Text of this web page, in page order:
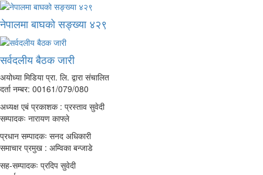
नेपालमा बाघको सङ्ख्या ४२९
सर्वदलीय बैठक जारी
अयोध्या मिडिया प्रा. लि. द्वारा संचालित
दर्ता नम्बर: 00161/079/080
अध्यक्ष एबं प्रकाशक : प्रस्ताव सुवेदी
सम्पादकः नारायण काफ्ले
प्रधान सम्पादकः सनद अधिकारी
समाचार प्रमुख : अम्विका बन्जाडे
सह-सम्पादकः प्रदिप सुवेदी